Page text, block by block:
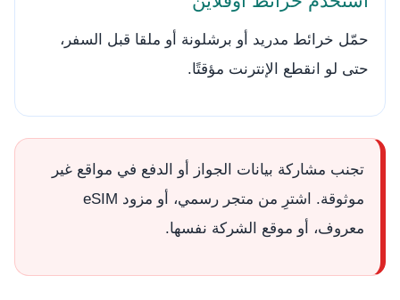
حمّل خرائط مدريد أو برشلونة أو ملقا قبل السفر،
حتى لو انقطع الإنترنت مؤقتًا.
تجنب مشاركة بيانات الجواز أو الدفع في مواقع غير
موثوقة. اشترِ من متجر رسمي، أو مزود eSIM
معروف، أو موقع الشركة نفسها.